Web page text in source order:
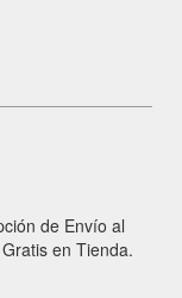
de Envío al
en Tienda.